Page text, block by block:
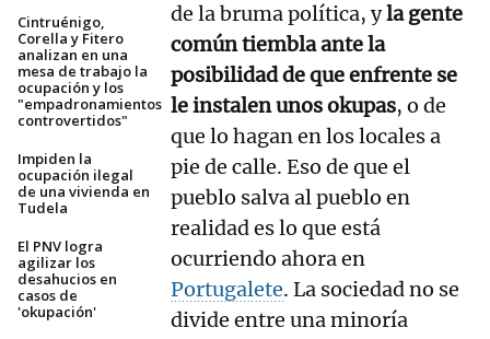
Cintruénigo,
Corella y Fitero
analizan en una
mesa de trabajo la
ocupación y los
"empadronamientos
controvertidos"
Impiden la
ocupación ilegal
de una vivienda en
Tudela
El PNV logra
agilizar los
desahucios en
casos de
'okupación'
de la bruma política, yla gente
común tiembla ante la
posibilidad de que enfrente se
le instalen unos okupas, o de
que lo hagan en los locales a
pie de calle. Eso de que el
pueblo salva al pueblo en
realidad es lo que está
ocurriendo ahora en
Portugalete. La sociedad no se
divide entre una minoría